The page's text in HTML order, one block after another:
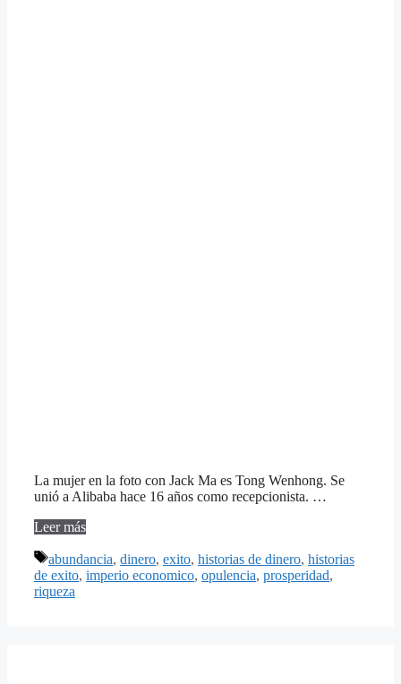
La mujer en la foto con Jack Ma es Tong Wenhong. Se
unió a Alibaba hace 16 años como recepcionista. …
Leer más
Etiquetas
abundancia, dinero, exito, historias de dinero, historias
de exito, imperio economico, opulencia, prosperidad,
riqueza